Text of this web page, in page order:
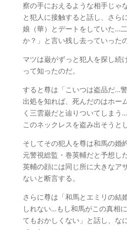
察の手におえるような相手じゃ
と犯人に接触すると話し、さら
娘（華）とデートをしていた…
か？」と言い残し去っていった
マツは巌がずっと犯人を探し続
って知ったのだ。
すると尊は「こいつは盗品だ…
出処を知れば、死んだのはホー
く三雲巌だと辿りついてしまう
このネックレスを盗み出そうと
そしてその犯人を尊は和馬の婚
元警視総監・巻英輔だと予想し
英輔の顔には同じ所に大きなア
ないと断言する。
さらに尊は「和馬とエミリの結
しれない…もし和馬がこの真相
てもおかしくない」と話し、な